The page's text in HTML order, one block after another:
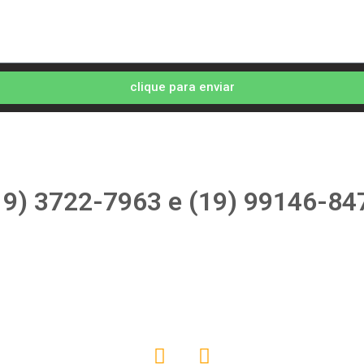
clique para enviar
3722-7963 e (19) 99146-